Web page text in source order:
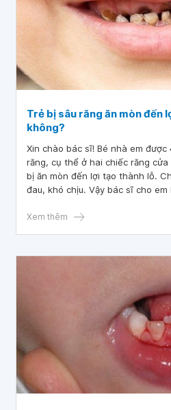
Trẻ bị sâu răng ăn mòn đến
không?
Xin chào bác sĩ! Bé nhà em được
răng, cụ thể ở hai chiếc răng
bị ăn mòn đến lợi tạo thành lỗ.
đau, khó chịu. Vậy bác sĩ cho em hỏi có nên cho cháu đi
không ạ? Mong bác sĩ tư vấn và
Xem thêm